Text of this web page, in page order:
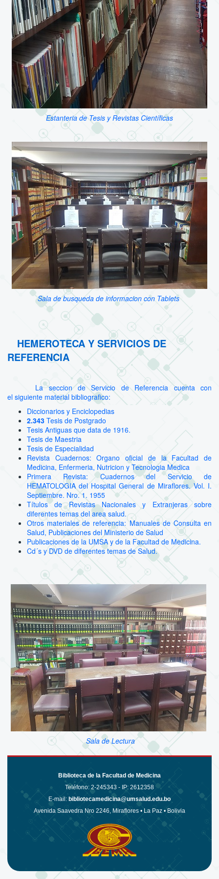
Estanteria de Tesis y Revistas Científicas
Sala de busqueda de informacion con Tablets
HEMEROTECA Y SERVICIOS DE
REFERENCIA
La seccion de Servicio de Referencia cuenta con
el siguiente material bibliografico:
Diccionarios y Enciclopedias
2.343 Tesis de Postgrado
Tesis Antiguas que data de 1916.
Tesis de Maestria
Tesis de Especialidad
Revista Cuadernos: Organo oficial de la Facultad de
Medicina, Enfermeria, Nutricion y Tecnologia Medica
Primera Revista: Cuadernos del Servicio de
HEMATOLOGIA del Hospital General de Miraflores. Vol. I.
Septiembre. Nro. 1. 1955
Títulos de Revistas Nacionales y Extranjeras sobre
diferentes temas del area salud.
Otros materiales de referencia: Manuales de Consulta en
Salud, Publicaciones del Ministerio de Salud
Publicaciones de la UMSA y de la Facultad de Medicina.
Cd´s y DVD de diferentes temas de Salud.
Sala de Lectura
Biblioteca de la Facultad de Medicina
Teléfono: 2-245343 - IP: 2612358
E-mail: bibliotecamedicina@umsalud.edu.bo
Avenida Saavedra Nro 2246, Miraflores • La Paz • Bolivia